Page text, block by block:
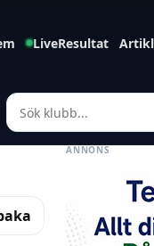
LiveResultat
ANNONS